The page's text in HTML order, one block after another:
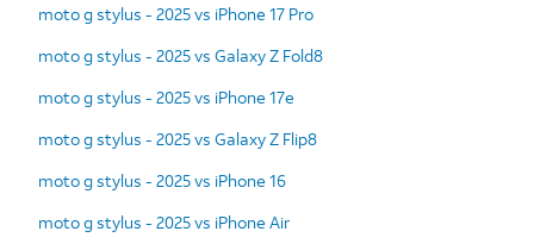
moto g stylus - 2025 vs iPhone 17 Pro
moto g stylus - 2025 vs Galaxy Z Fold8
moto g stylus - 2025 vs iPhone 17e
moto g stylus - 2025 vs Galaxy Z Flip8
moto g stylus - 2025 vs iPhone 16
moto g stylus - 2025 vs iPhone Air